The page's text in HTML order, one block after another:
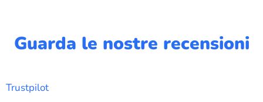
Guarda le nostre recensioni
Trustpilot